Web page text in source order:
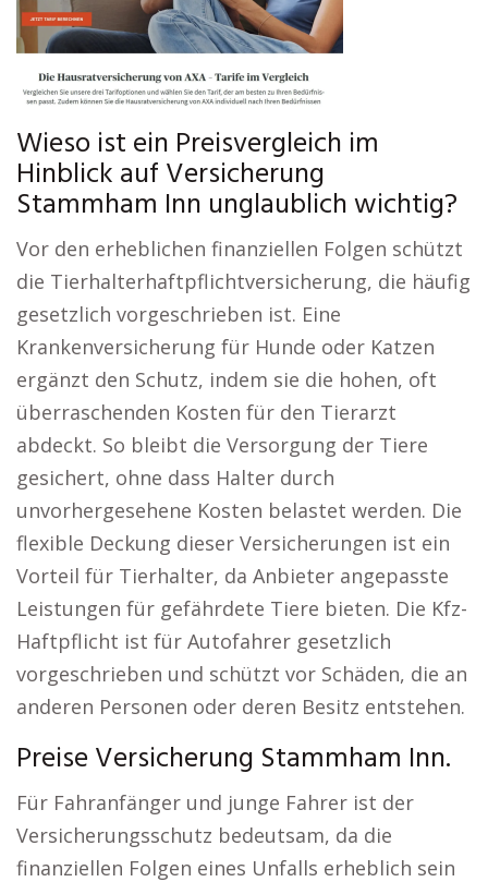
Wieso ist ein Preisvergleich im
Hinblick auf Versicherung
Stammham Inn unglaublich wichtig?
Vor den erheblichen finanziellen Folgen schützt
die Tierhalterhaftpflichtversicherung, die häufig
gesetzlich vorgeschrieben ist. Eine
Krankenversicherung für Hunde oder Katzen
ergänzt den Schutz, indem sie die hohen, oft
überraschenden Kosten für den Tierarzt
abdeckt. So bleibt die Versorgung der Tiere
gesichert, ohne dass Halter durch
unvorhergesehene Kosten belastet werden. Die
flexible Deckung dieser Versicherungen ist ein
Vorteil für Tierhalter, da Anbieter angepasste
Leistungen für gefährdete Tiere bieten. Die Kfz-
Haftpflicht ist für Autofahrer gesetzlich
vorgeschrieben und schützt vor Schäden, die an
anderen Personen oder deren Besitz entstehen.
Preise Versicherung Stammham Inn.
Für Fahranfänger und junge Fahrer ist der
Versicherungsschutz bedeutsam, da die
finanziellen Folgen eines Unfalls erheblich sein